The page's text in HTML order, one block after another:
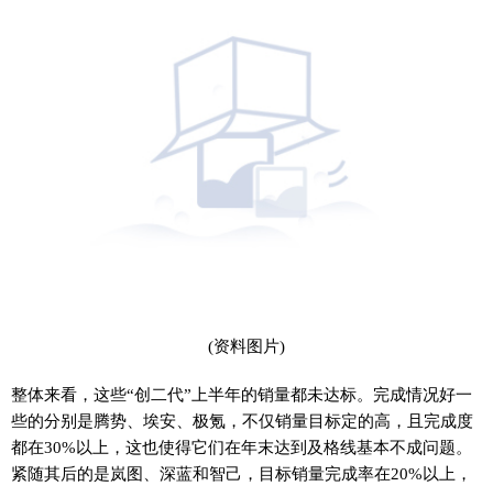
(资料图片)
整体来看，这些“创二代”上半年的销量都未达标。完成情况好一
些的分别是腾势、埃安、极氪，不仅销量目标定的高，且完成度
都在30%以上，这也使得它们在年末达到及格线基本不成问题。
紧随其后的是岚图、深蓝和智己，目标销量完成率在20%以上，